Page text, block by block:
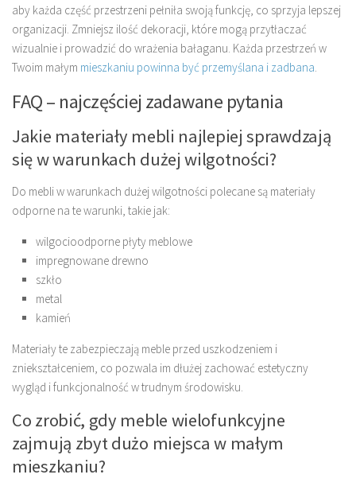
aby każda część przestrzeni pełniła swoją funkcję, co sprzyja lepszej
organizacji. Zmniejsz ilość dekoracji, które mogą przytłaczać
wizualnie i prowadzić do wrażenia bałaganu. Każda przestrzeń w
Twoim małym mieszkaniu powinna być przemyślana i zadbana.
FAQ – najczęściej zadawane pytania
Jakie materiały mebli najlepiej sprawdzają
się w warunkach dużej wilgotności?
Do mebli w warunkach dużej wilgotności polecane są materiały
odporne na te warunki, takie jak:
wilgocioodporne płyty meblowe
impregnowane drewno
szkło
metal
kamień
Materiały te zabezpieczają meble przed uszkodzeniem i
zniekształceniem, co pozwala im dłużej zachować estetyczny
wygląd i funkcjonalność w trudnym środowisku.
Co zrobić, gdy meble wielofunkcyjne
zajmują zbyt dużo miejsca w małym
mieszkaniu?